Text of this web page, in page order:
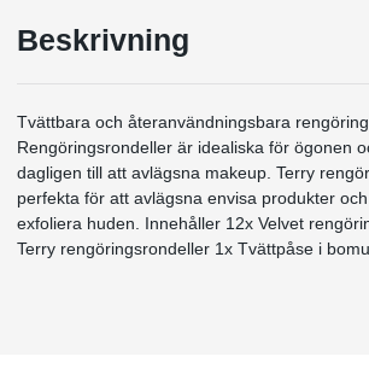
Beskrivning
Tvättbara och återanvändningsbara
Rengöringsrondeller är idealiska för ögonen
dagligen till att avlägsna makeup. Terry
perfekta för att avlägsna envisa produkter
exfoliera huden. Innehåller 12x Velvet
Terry rengöringsrondeller 1x Tvättpåse i